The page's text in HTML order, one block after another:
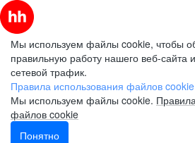
Мы используем файлы cookie, чтобы
правильную работу нашего веб-сайта
сетевой трафик.
Правила использования файлов cookie
Мы используем файлы cookie.
файлов cookie
Понятно